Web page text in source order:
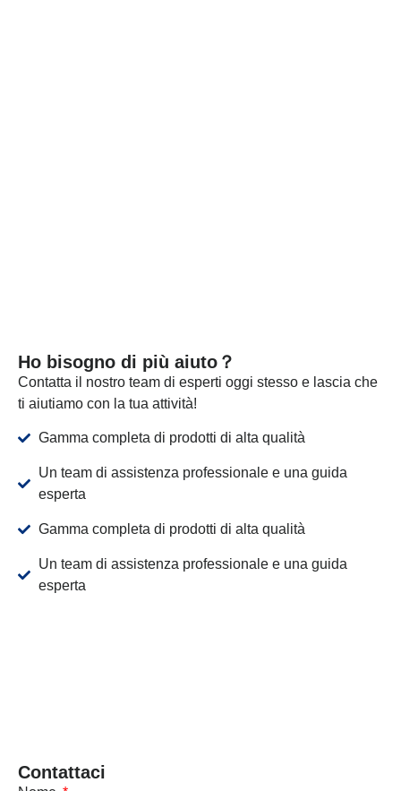
Ho bisogno di più aiuto？
Contatta il nostro team di esperti oggi stesso e lascia che
ti aiutiamo con la tua attività!
Gamma completa di prodotti di alta qualità
Un team di assistenza professionale e una guida
esperta
Gamma completa di prodotti di alta qualità
Un team di assistenza professionale e una guida
esperta
Contattaci